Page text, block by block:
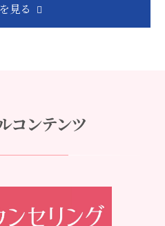
見る
コンテンツ